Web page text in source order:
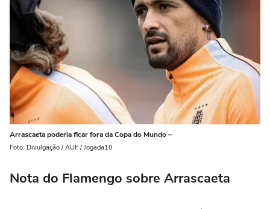
Arrascaeta poderia ficar fora da Copa do Mundo –
Foto: Divulgação / AUF / Jogada10
Nota do Flamengo sobre Arrascaeta